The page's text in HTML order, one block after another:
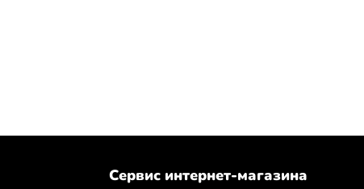
Сервис интернет-магазина